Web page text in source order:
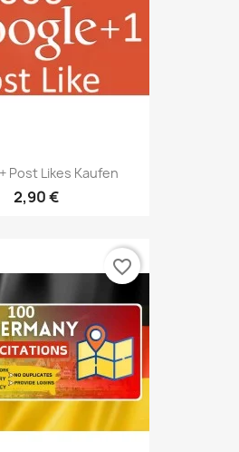
Post Likes Kaufen
2,90 €
favorite_border